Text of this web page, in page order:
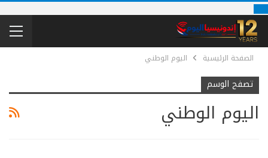
الصفحة الرئيسية اليوم الوطني
تصفح الوسم
اليوم الوطني